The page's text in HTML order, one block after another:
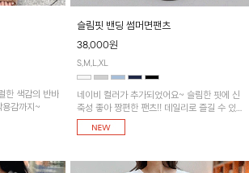
한 색감의 반바
용감까지~
슬림핏 밴딩 썸머면팬츠
38,000원
S,M,L,XL
네이비 컬러가 추가되었어요~ 슬림한 핏에 신
축성 좋아 짱편한 팬츠!! 데일리로 즐길 수 있
는 기본 컬러들로 준비했어요~